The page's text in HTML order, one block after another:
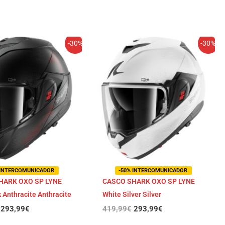
-30%
OXO SP LYNE
Anthracite Anthracite
El
precio
original
419,99€.
293,99€
El
precio
actual
293,99€.
-30%
-50% INTERCOMUNICADOR
CASCO SHARK OXO SP LYNE
White Silver Silver
419,99€
El
precio
original
419,99€.
293,99€
precio
actual
293,99€.